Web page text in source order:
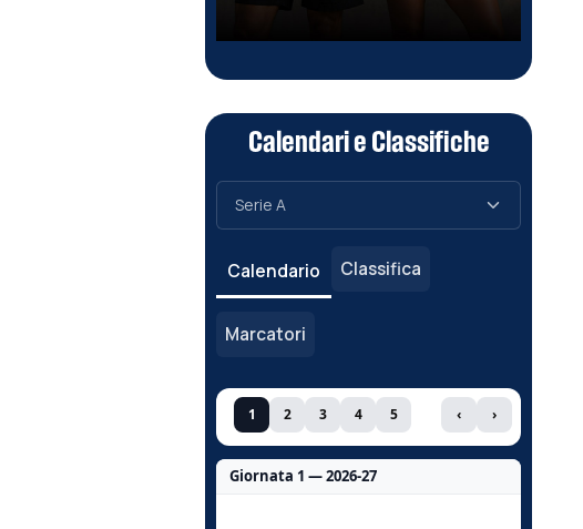
Calendari e Classifiche
Calendario Classifica
Marcatori
1 2 3 4 5 ‹ ›
Giornata 1 — 2026-27